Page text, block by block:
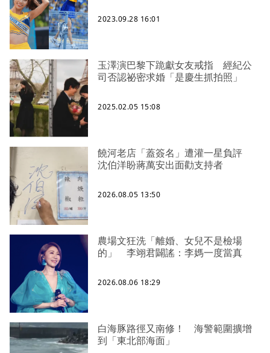
2023.09.28 16:01
玉澤演巴黎下跪獻女友戒指 經紀公
司否認祕密求婚「是慶生抓拍照」
2025.02.05 15:08
饒河老店「蓋簽名」遭灌一星負評
沈伯洋盼蔣萬安出面勸支持者
2026.08.05 13:50
農場文狂洗「離婚、女兒不是檢場
的」 李翊君闢謠：李媽一度當真
2026.08.06 18:29
白海豚路徑又南修！ 海警範圍擴增
到「東北部海面」